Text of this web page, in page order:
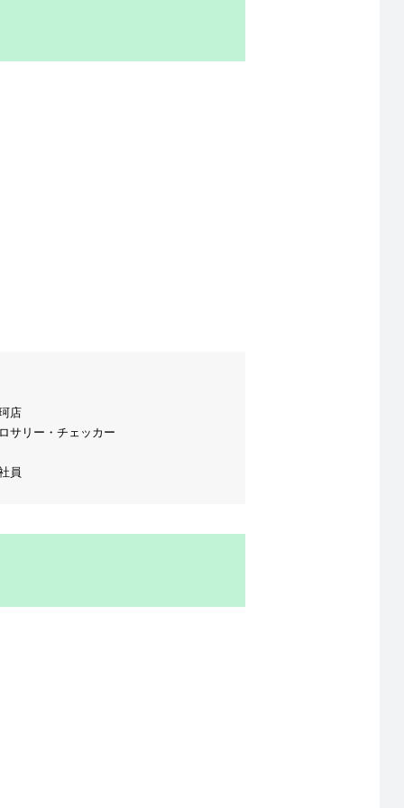
店
サリー・チェッカー
員